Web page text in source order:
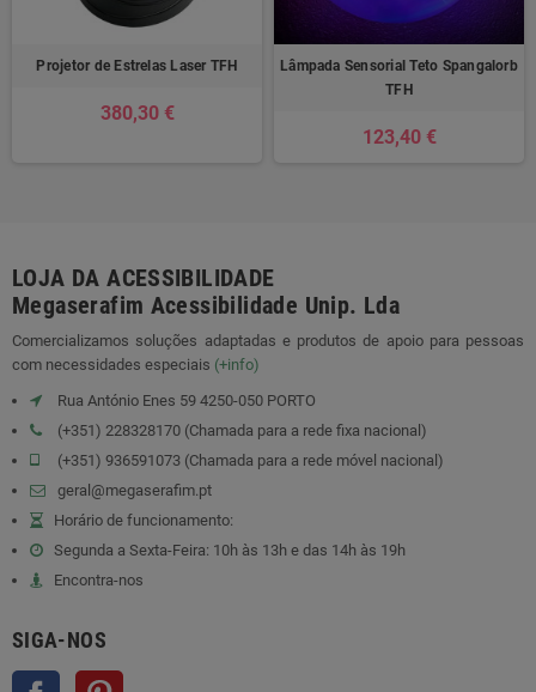
Projetor de Estrelas Laser TFH
380,30 €
Lâmpada Sensorial Teto Spangalorb
TFH
123,40 €
LOJA DA ACESSIBILIDADE
Megaserafim Acessibilidade Unip. Lda
Comercializamos soluções adaptadas e produtos de apoio para pessoas
com necessidades especiais (+info)
Rua António Enes 59 4250-050 PORTO
(+351) 228328170 (Chamada para a rede fixa nacional)
(+351) 936591073 (Chamada para a rede móvel nacional)
geral@megaserafim.pt
Horário de funcionamento:
Segunda a Sexta-Feira: 10h às 13h e das 14h às 19h
Encontra-nos
SIGA-NOS
Facebook